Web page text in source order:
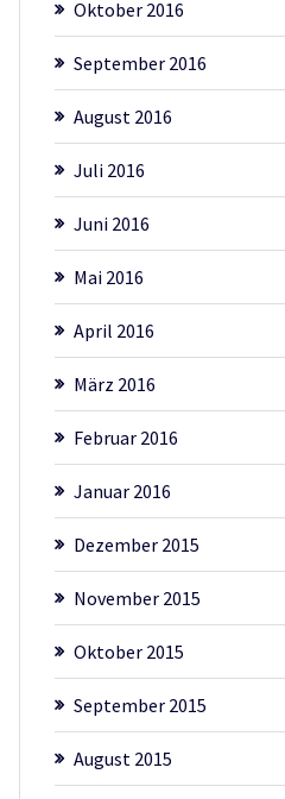
Oktober 2016
September 2016
August 2016
Juli 2016
Juni 2016
Mai 2016
April 2016
März 2016
Februar 2016
Januar 2016
Dezember 2015
November 2015
Oktober 2015
September 2015
August 2015